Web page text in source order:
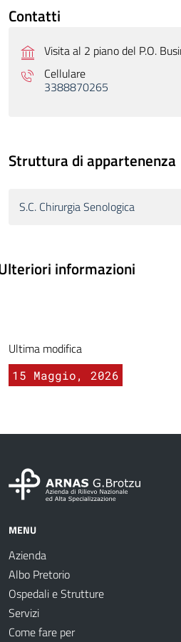
Contatti
Visita al 2 piano del P.O.
Cellulare
3388870265
Struttura di appartenenza
S.C. Chirurgia Senologica
informazioni
Ultima modifica
15 Maggio, 2026
MENU
Azienda
Albo Pretorio
Ospedali e Strutture
Servizi
Come fare per